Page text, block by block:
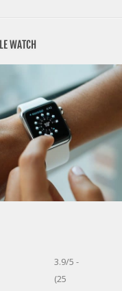
WATCH
3.9/5 -
(25